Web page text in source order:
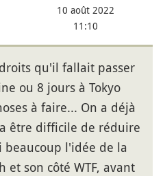
10 août 2022
11:10
qu'il fallait passer
ou 8 jours à Tokyo
à faire... On a déjà
être difficile de réduire
beaucoup l'idée de la
et son côté WTF, avant